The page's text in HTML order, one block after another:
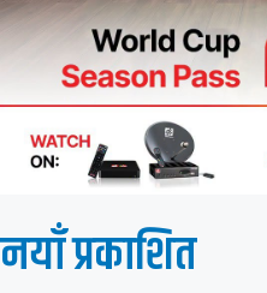
नयाँ प्रकाशित